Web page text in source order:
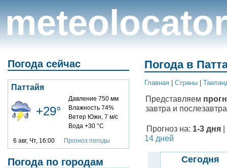
meteolocator
Погода сейчас
Паттайя
+29°
Давление 750 мм
Влажность 74%
Ветер Южн, 7 м/с
Вода +30 °C
6 авг, Чт, 16:00 Прогноз погоды
Погода по городам
Погода в
Главная Cтраны
Представляем
завтра и
Прогноз на: 1-3 дня
14 дней
Сегодня